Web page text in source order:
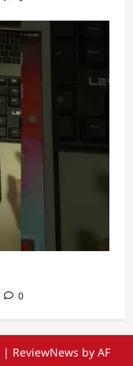
0
| ReviewNews by AF